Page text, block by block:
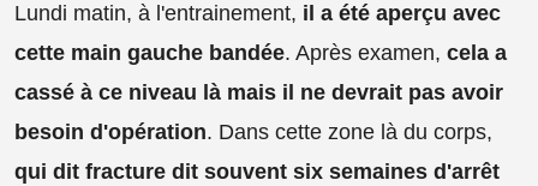
Lundi matin, à l'entrainement, il a été aperçu avec
cette main gauche bandée. Après examen, cela a
cassé à ce niveau là mais il ne devrait pas avoir
besoin d'opération. Dans cette zone là du corps,
qui dit fracture dit souvent six semaines d'arrêt